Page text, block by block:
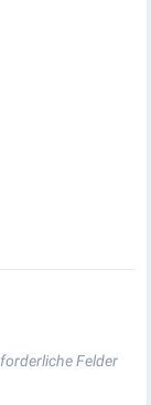
Felder